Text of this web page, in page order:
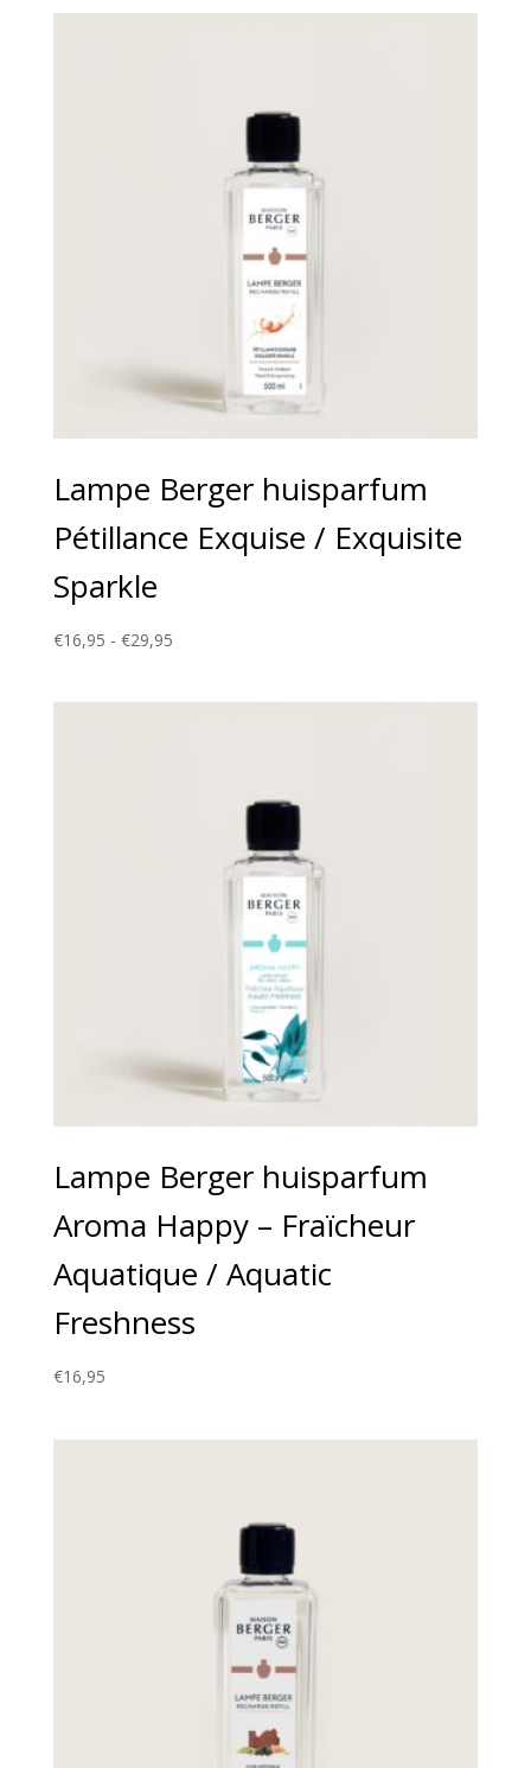
Lampe Berger huisparfum
Pétillance Exquise / Exquisite
Sparkle
€16,95 - €29,95Prijsklasse:
Lampe Berger huisparfum
Aroma Happy – Fraïcheur
Aquatique / Aquatic
Freshness
€16,95